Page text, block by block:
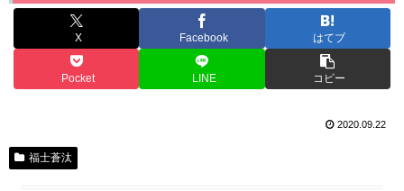
X Facebook はてブ
Pocket LINE コピー
2020.09.22
福士蒼汰